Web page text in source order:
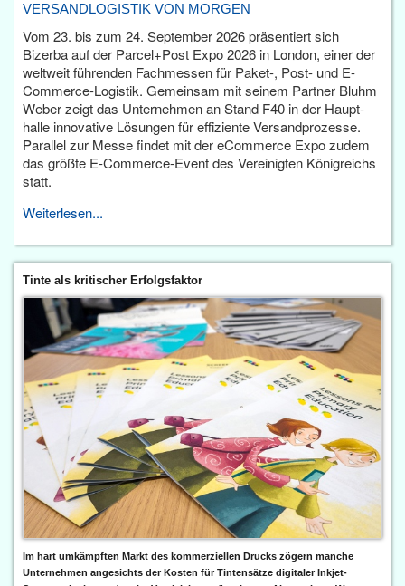
VERSANDLOGISTIK VON MORGEN
Vom 23. bis zum 24. September 2026 präsentiert sich
Bizerba auf der Parcel+Post Expo 2026 in London, einer der
weltweit führenden Fachmessen für Paket-, Post- und E-
Commerce-Logistik. Gemeinsam mit seinem Partner Bluhm
Weber zeigt das Unternehmen an Stand F40 in der Haupt­
halle innovative Lösungen für effiziente Versandprozesse.
Parallel zur Messe findet mit der eCommerce Expo zudem
das größte E-Commerce-Event des Vereinigten Königreichs
statt.
Weiterlesen...
Tinte als kritischer Erfolgsfaktor
Im hart umkämpften Markt des kommerziellen Drucks zögern manche
Unternehmen angesichts der Kosten für Tintensätze digitaler Inkjet-